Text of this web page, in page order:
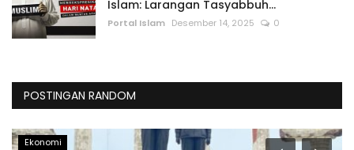
Islam: Larangan Tasyabbuh...
Portal Islam Desember 14, 2025 0
POSTINGAN RANDOM
Internasional